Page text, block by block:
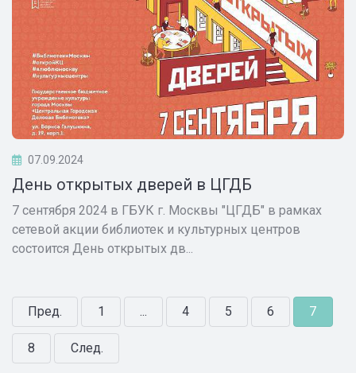
07.09.2024
День открытых дверей в ЦГДБ
7 сентября 2024 в ГБУК г. Москвы "ЦГДБ" в рамках
сетевой акции библиотек и культурных центров
состоится День открытых дв...
Пред. 1 ... 4 5 6 7
8 След.